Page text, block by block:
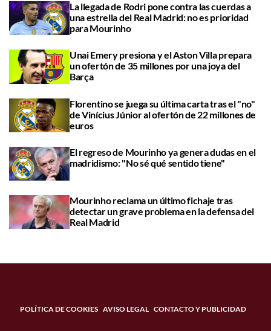
La llegada de Rodri pone contra las cuerdas a
una estrella del Real Madrid: no es prioridad
para Mourinho
Unai Emery presiona y el Aston Villa prepara
un ofertón de 35 millones por una joya del
Barça
Florentino se juega su última carta tras el "no"
de Vinícius Júnior al ofertón de 22 millones de
euros
El regreso de Mourinho ya genera dudas en el
madridismo: "No sé qué sentido tiene"
Mourinho reclama un último fichaje tras
detectar un grave problema en la defensa del
Real Madrid
POLÍTICA DE COOKIES AVISO LEGAL CONTACTO Y PUBLICIDAD